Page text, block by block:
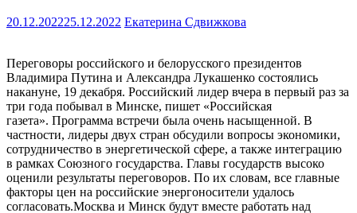
20.12.202225.12.2022 Екатерина Сдвижкова
Переговоры российского и белорусского президентов
Владимира Путина и Александра Лукашенко состоялись
накануне, 19 декабря. Российский лидер вчера в первый раз за
три года побывал в Минске, пишет «Российская
газета». Программа встречи была очень насыщенной. В
частности, лидеры двух стран обсудили вопросы экономики,
сотрудничество в энергетической сфере, а также интеграцию
в рамках Союзного государства. Главы государств высоко
оценили результаты переговоров. По их словам, все главные
факторы цен на российские энергоносители удалось
согласовать.Москва и Минск будут вместе работать над